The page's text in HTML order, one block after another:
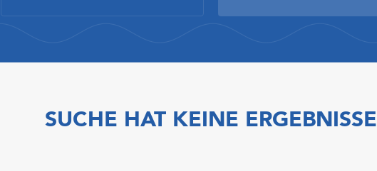
SUCHE HAT KEINE ERGEBNISSE